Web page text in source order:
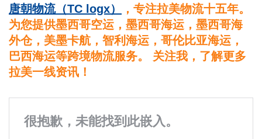
唐朝物流（TC logx）
，专注拉美物流十五年。
为您提供墨西哥空运，墨西哥海运，墨西哥海
外仓，美墨卡航，智利海运，哥伦比亚海运，
巴西海运等跨境物流服务。 关注我，了解更多
拉美一线资讯！